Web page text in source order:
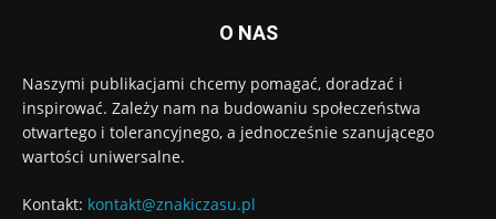
O NAS
Naszymi publikacjami chcemy pomagać, doradzać i
inspirować. Zależy nam na budowaniu społeczeństwa
otwartego i tolerancyjnego, a jednocześnie szanującego
wartości uniwersalne.
Kontakt: kontakt@znakiczasu.pl